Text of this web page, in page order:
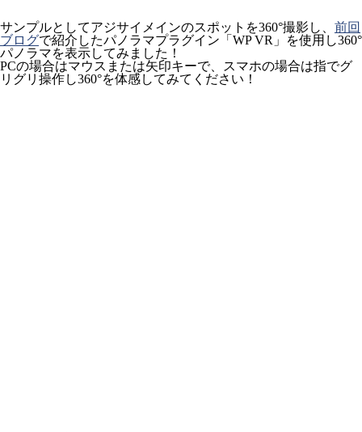
サンプルとしてアジサイメインのスポットを360°撮影し、 前回
ブログで紹介したパノラマプラグイン「WP VR」を使用し360°
パノラマを表示してみました！
PCの場合はマウスまたは矢印キーで、スマホの場合は指でグ
リグリ操作し360°を体感してみてください！